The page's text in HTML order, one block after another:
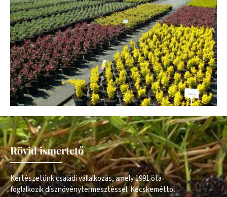
Rövid ismertető
Kertészetünk családi vállalkozás, amely 1991 óta
foglalkozik dísznövénytermesztéssel. Kecskeméttől